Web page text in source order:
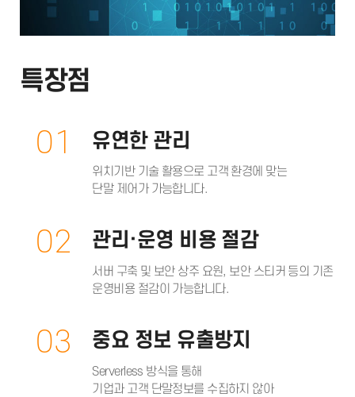
특장점
01 유연한 관리
위치기반 기술 활용으로 고객 환경에 맞는
단말 제어가 가능합니다.
02 관리·운영 비용 절감
서버 구축 및 보안 상주 요원, 보안 스티커 등의 기존
운영비용 절감이 가능합니다.
03 중요 정보 유출방지
Serverless 방식을 통해
기업과 고객 단말정보를 수집하지 않아